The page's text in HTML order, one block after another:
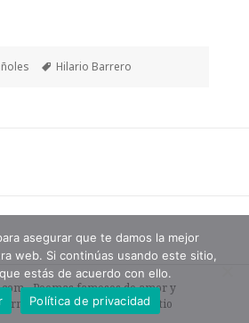
Etiquetas
Hilario Barrero
- Poemas famosos de amor y
formato de texto. |Mapa del sitio
asegurar que te damos la mejor
web. Si continúas usando este sitio,
estás de acuerdo con ello.
Política de privacidad